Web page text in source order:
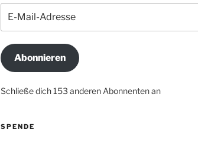
Mail-
Adresse
Abonnieren
Schließe dich 153 anderen Abonnenten an
SPENDE